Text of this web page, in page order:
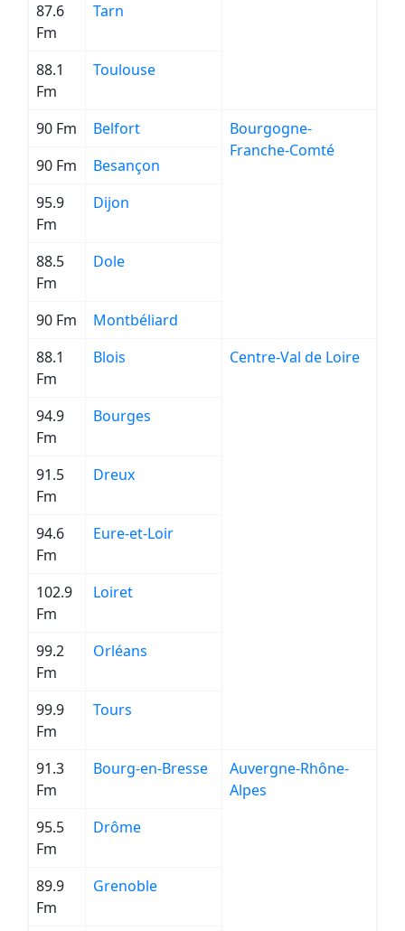
87.6
Fm
Tarn
88.1
Fm
Toulouse
90 Fm Belfort
Bourgogne-
Franche-Comté
90 Fm
Besançon
95.9
Fm
Dijon
88.5
Fm
Dole
90 Fm
Montbéliard
88.1
Fm
Blois Centre-Val de Loire
94.9
Fm
Bourges
91.5
Fm
Dreux
94.6
Fm
Eure-et-Loir
102.9
Fm
Loiret
99.2
Fm
Orléans
99.9
Fm
Tours
91.3
Fm
Bourg-en-Bresse
Auvergne-Rhône-
Alpes
95.5
Fm
Drôme
89.9
Fm
Grenoble